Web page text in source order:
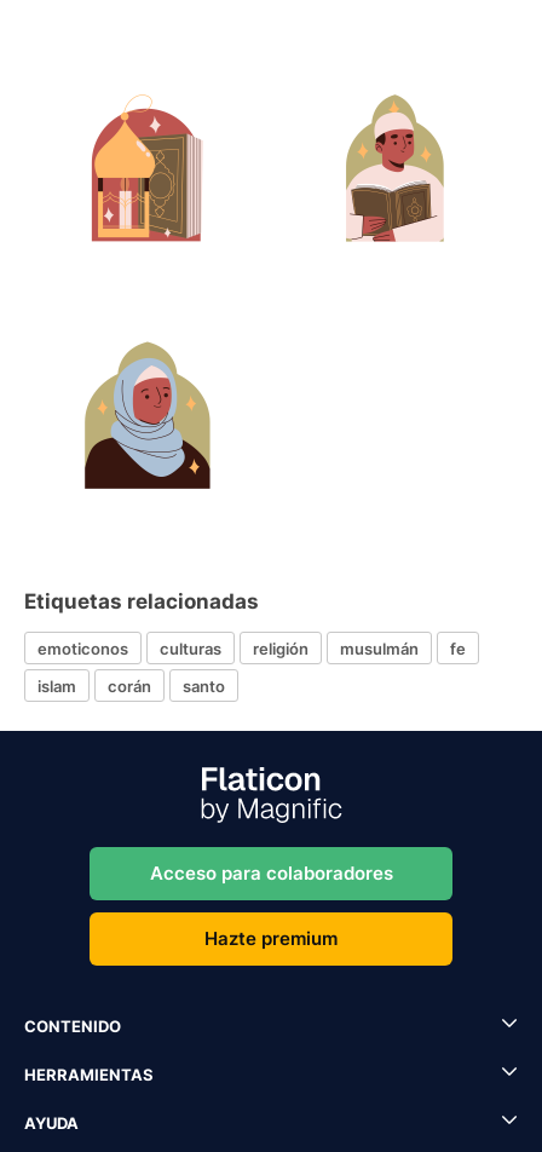
Etiquetas relacionadas
emoticonos culturas religión musulmán
fe
islam
corán santo
Acceso para colaboradores
Hazte premium
CONTENIDO
HERRAMIENTAS
AYUDA